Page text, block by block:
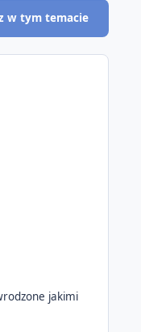
w tym temacie
jakimi